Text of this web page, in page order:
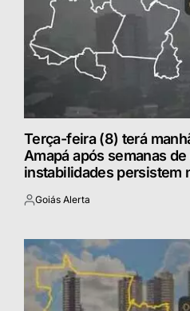
Terça-feira (8) terá
Amapá após semanas
instabilidades persistem
Postado
Goiás Alerta